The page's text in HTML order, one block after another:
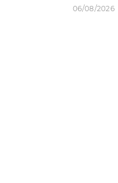
06/08/2026